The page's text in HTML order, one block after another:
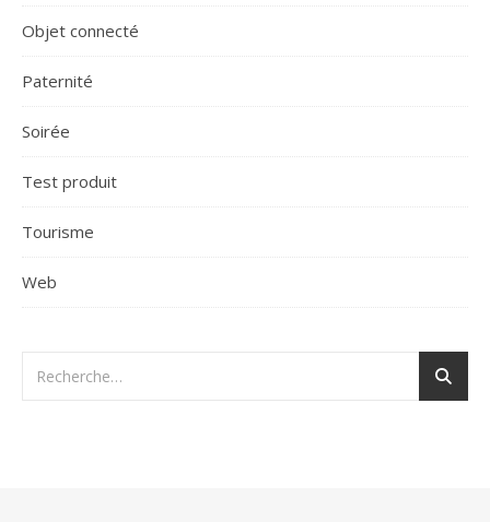
Objet connecté
Paternité
Soirée
Test produit
Tourisme
Web